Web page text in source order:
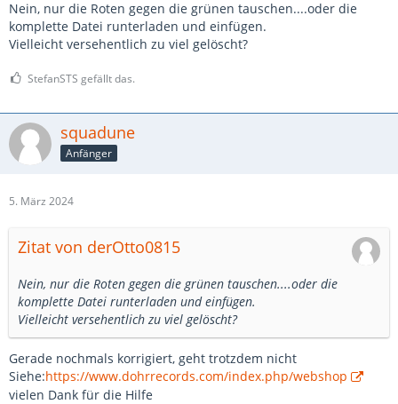
Nein, nur die Roten gegen die grünen tauschen....oder die
komplette Datei runterladen und einfügen.
Vielleicht versehentlich zu viel gelöscht?
StefanSTS gefällt das.
squadune
Anfänger
5. März 2024
Zitat von derOtto0815
Nein, nur die Roten gegen die grünen tauschen....oder die
komplette Datei runterladen und einfügen.
Vielleicht versehentlich zu viel gelöscht?
Gerade nochmals korrigiert, geht trotzdem nicht
Siehe:https://www.dohrrecords.com/index.php/webshop
vielen Dank für die Hilfe